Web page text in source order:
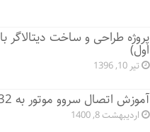
پروژه طراحی و ساخت دیتالاگر
اول)
تیر 10, 1396
آموزش اتصال سروو موتور به STM32
اردیبهشت 8, 1400